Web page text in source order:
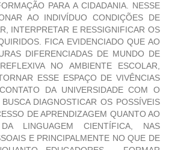
PARA A CIDADANIA. NESSE
AO INDIVÍDUO CONDIÇÕES DE
INTERPRETAR E RESSIGNIFICAR OS
FICA EVIDENCIADO QUE AO
DIFERENCIADAS DE MUNDO DE
NO AMBIENTE ESCOLAR,
ESSE ESPAÇO DE VIVÊNCIAS
DA UNIVERSIDADE COM O
DIAGNOSTICAR OS POSSÍVEIS
DE APRENDIZAGEM QUANTO AO
DA LINGUAGEM CIENTÍFICA, NAS
E PRINCIPALMENTE NO QUE DE